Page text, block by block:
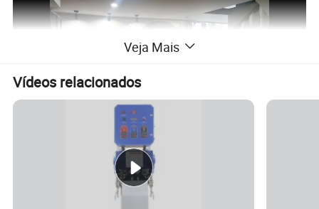
Fuzhou Máquinas Zoomland Co.,Ltd
Desde 2006, Zoomland evoluiu para uma empresa de fabrico e
vendas de rolamentos padrão e personalizadas, com foco na
investigação e desenvolvimento de melhores produtos para
Veja Mais
Vídeos relacionados